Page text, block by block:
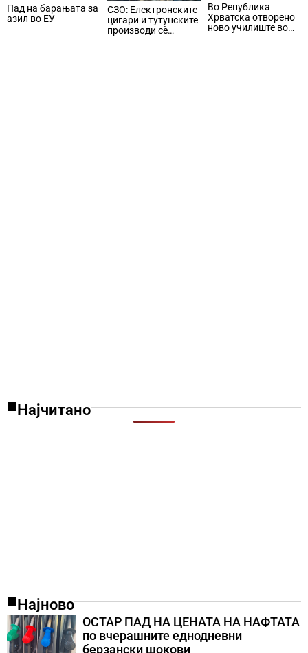
Пад на барањата за
азил во ЕУ
СЗО: Електронските
цигари и тутунските
производи сè
Во Република
Хрватска отворено
ново училиште во
Најчитано
Најново
ОСТАР ПАД НА ЦЕНАТА НА НАФТАТА
по вчерашните еднодневни
берзански шокови